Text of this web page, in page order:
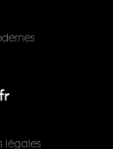
légales